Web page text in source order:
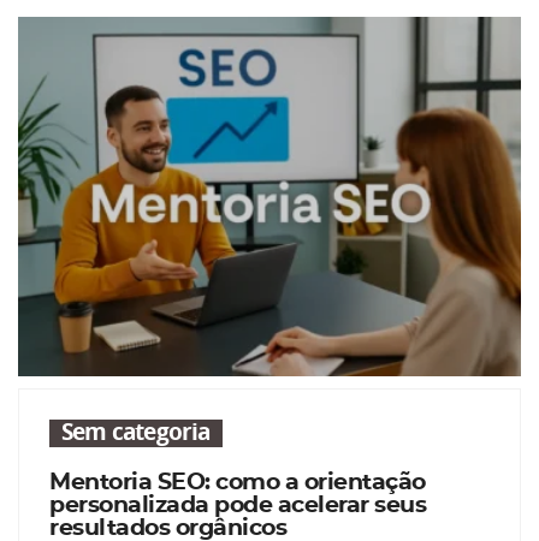
Sem categoria
Mentoria SEO: como a orientação
personalizada pode acelerar seus
resultados orgânicos